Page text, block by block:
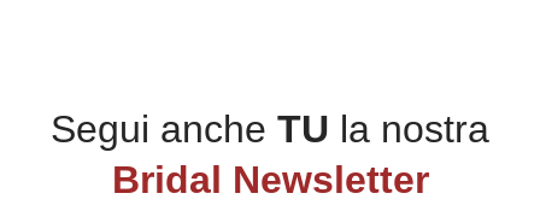
Segui anche TU la nostra
Bridal Newsletter